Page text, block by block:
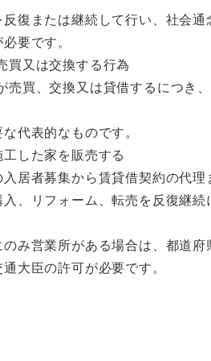
復または継続して行い、社会
要です。
又は交換する行為
買、交換又は貸借するにつき
代表的なものです。
した家を販売する
居者募集から賃貸借契約の代理
、リフォーム、転売を反復継続
み営業所がある場合は、都道
大臣の許可が必要です。